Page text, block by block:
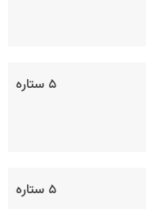
۵ ستاره
۵ ستاره